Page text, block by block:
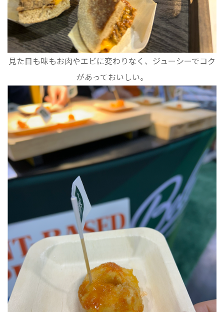
見た目も味もお肉やエビに変わりなく、ジューシーでコク
があっておいしい。